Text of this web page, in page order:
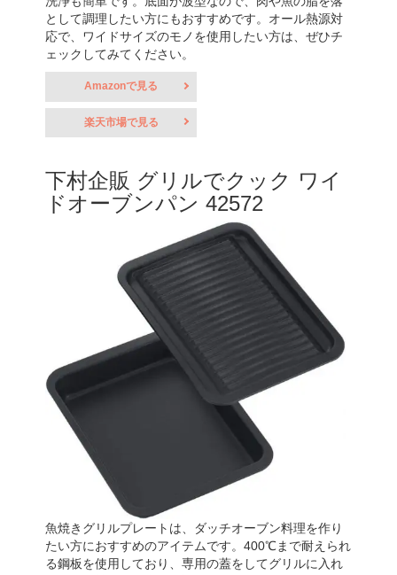
として調理したい方にもおすすめです。オール熱源対
応で、ワイドサイズのモノを使用したい方は、ぜひチ
ェックしてみてください。
Amazonで見る
楽天市場で見る
下村企販 グリルでクック ワイ
ドオーブンパン 42572
魚焼きグリルプレートは、ダッチオーブン料理を作り
たい方におすすめのアイテムです。400℃まで耐えられ
る鋼板を使用しており、専用の蓋をしてグリルに入れ